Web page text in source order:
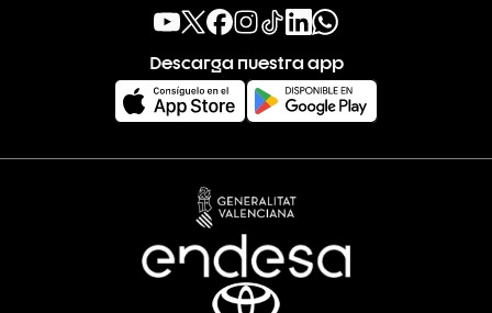
Descarga nuestra app